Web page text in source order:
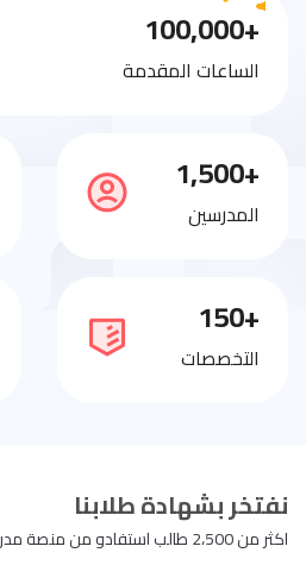
+100,000
الساعات المقدمة
+1,500
المدرسين
+150
التخصصات
نفتخر بشهادة طلابنا
اكثر من 2،500 طالب استفادو من منصة مدربي